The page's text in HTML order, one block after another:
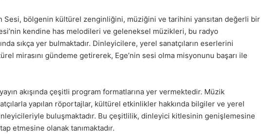
Sesi, bölgenin kültürel zenginliğini, müziğini ve tarihini yansıtan değerli bir
kendine has melodileri ve geleneksel müzikleri, bu radyo
sıkça yer bulmaktadır. Dinleyicilere, yerel sanatçıların eserlerini
mirasını gündeme getirerek, Ege’nin sesi olma misyonunu başarı ile
akışında çeşitli program formatlarına yer vermektedir. Müzik
yapılan röportajlar, kültürel etkinlikler hakkında bilgiler ve yerel
buluşmaktadır. Bu çeşitlilik, dinleyici kitlesinin genişlemesine
etmesine olanak tanımaktadır.